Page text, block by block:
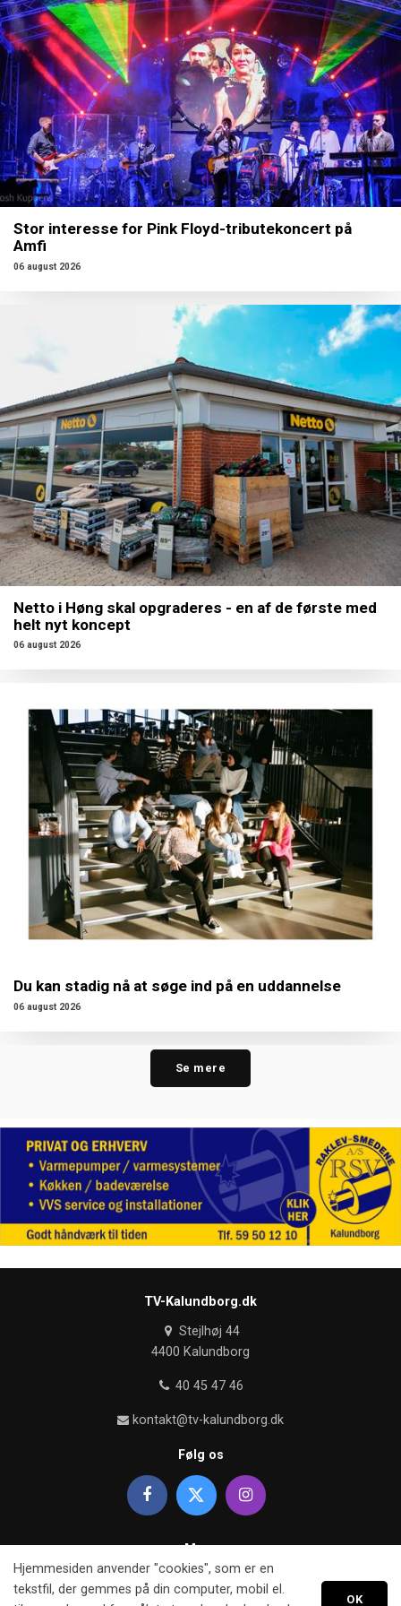
Stor interesse for Pink Floyd-tributekoncert på
Amfi
06 august 2026
Netto i Høng skal opgraderes - en af de første med
helt nyt koncept
06 august 2026
Du kan stadig nå at søge ind på en uddannelse
06 august 2026
Se mere
TV-Kalundborg.dk
Stejlhøj 44
4400 Kalundborg
40 45 47 46
kontakt@tv-kalundborg.dk
Følg os
Mere
Om TV kalundborg
Hjemmesiden anvender "cookies", som er en
tekstfil, der gemmes på din computer, mobil el.
OK